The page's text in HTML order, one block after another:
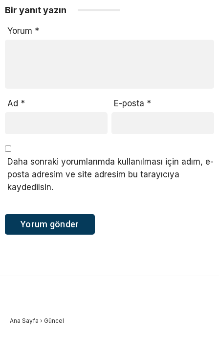
Bir yanıt yazın
Yorum *
Ad * E-posta *
Daha sonraki yorumlarımda kullanılması için adım, e-
posta adresim ve site adresim bu tarayıcıya
kaydedilsin.
Ana Sayfa › Güncel